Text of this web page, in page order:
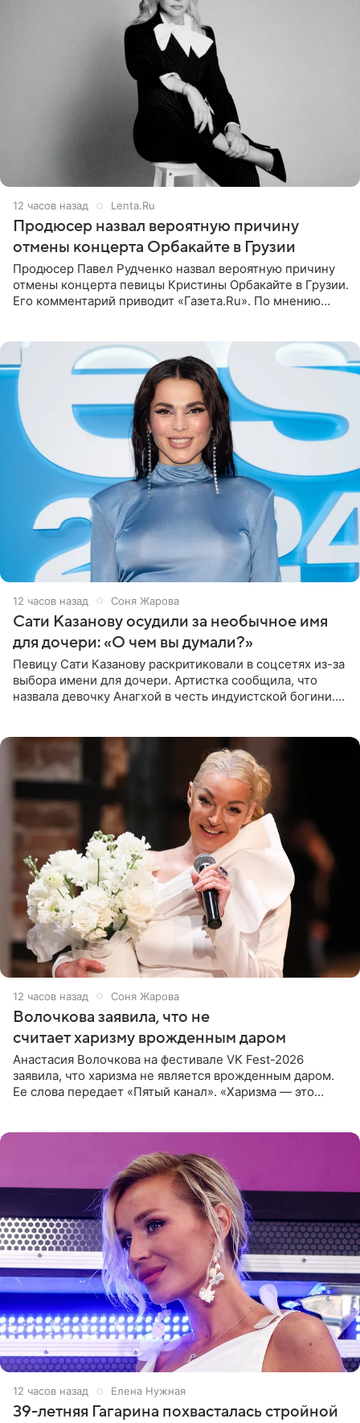
12 часов назад Lenta.Ru
Продюсер назвал вероятную причину
отмены концерта Орбакайте в Грузии
Продюсер Павел Рудченко назвал вероятную причину
отмены концерта певицы Кристины Орбакайте в Грузии.
Его комментарий приводит «Газета.Ru». По мнению
12 часов назад Соня Жарова
Сати Казанову осудили за необычное имя
для дочери: «О чем вы думали?»
Певицу Сати Казанову раскритиковали в соцсетях из-за
выбора имени для дочери. Артистка сообщила, что
назвала девочку Анагхой в честь индуистской богини.
12 часов назад Соня Жарова
Волочкова заявила, что не
считает харизму врожденным даром
Анастасия Волочкова на фестивале VK Fest-2026
заявила, что харизма не является врожденным даром.
Ее слова передает «Пятый канал». «Харизма — это
12 часов назад Елена Нужная
39-летняя Гагарина похвасталась стройной